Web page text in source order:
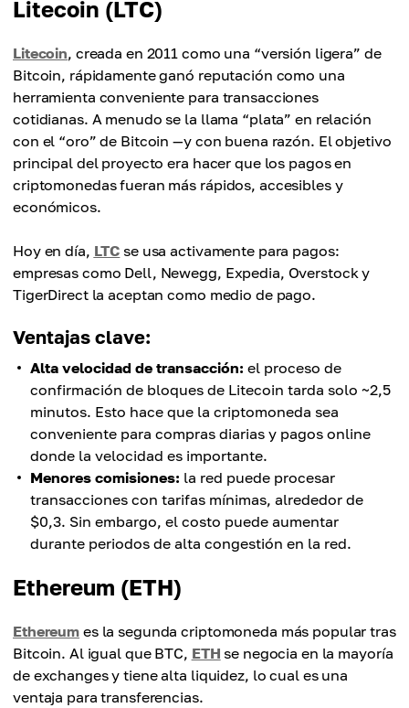
Litecoin (LTC)
Litecoin, creada en 2011 como una “versión ligera” de
Bitcoin, rápidamente ganó reputación como una
herramienta conveniente para transacciones
cotidianas. A menudo se la llama “plata” en relación
con el “oro” de Bitcoin —y con buena razón. El objetivo
principal del proyecto era hacer que los pagos en
criptomonedas fueran más rápidos, accesibles y
económicos.
Hoy en día, LTC se usa activamente para pagos:
empresas como Dell, Newegg, Expedia, Overstock y
TigerDirect la aceptan como medio de pago.
Ventajas clave:
Alta velocidad de transacción: el proceso de
confirmación de bloques de Litecoin tarda solo ~2,5
minutos. Esto hace que la criptomoneda sea
conveniente para compras diarias y pagos online
donde la velocidad es importante.
Menores comisiones: la red puede procesar
transacciones con tarifas mínimas, alrededor de
$0,3. Sin embargo, el costo puede aumentar
durante periodos de alta congestión en la red.
Ethereum (ETH)
Ethereum es la segunda criptomoneda más popular tras
Bitcoin. Al igual que BTC, ETH se negocia en la mayoría
de exchanges y tiene alta liquidez, lo cual es una
ventaja para transferencias.